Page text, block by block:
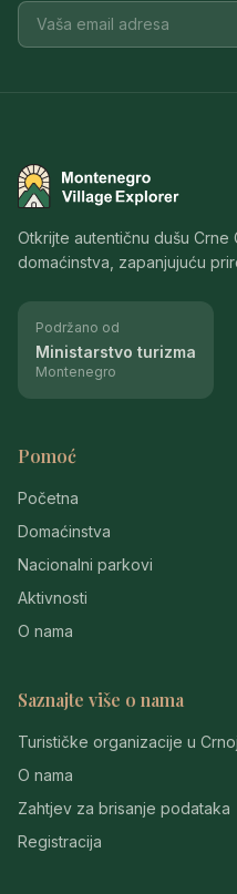
Montenegro Village
Otkrijte autentičnu dušu
domaćinstva, zapanjujuću
Podržano od
Ministarstvo turizma
Montenegro
Pomoć
Početna
Domaćinstva
Nacionalni parkovi
Aktivnosti
O nama
Saznajte više o nama
Turističke organizacije u
O nama
Zahtjev za brisanje podataka
Registracija